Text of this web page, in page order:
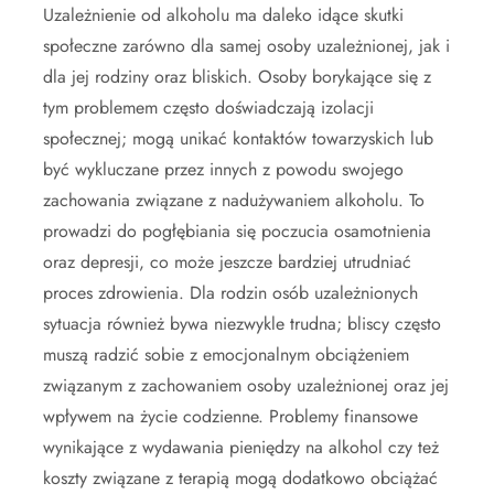
Uzależnienie od alkoholu ma daleko idące skutki
społeczne zarówno dla samej osoby uzależnionej, jak i
dla jej rodziny oraz bliskich. Osoby borykające się z
tym problemem często doświadczają izolacji
społecznej; mogą unikać kontaktów towarzyskich lub
być wykluczane przez innych z powodu swojego
zachowania związane z nadużywaniem alkoholu. To
prowadzi do pogłębiania się poczucia osamotnienia
oraz depresji, co może jeszcze bardziej utrudniać
proces zdrowienia. Dla rodzin osób uzależnionych
sytuacja również bywa niezwykle trudna; bliscy często
muszą radzić sobie z emocjonalnym obciążeniem
związanym z zachowaniem osoby uzależnionej oraz jej
wpływem na życie codzienne. Problemy finansowe
wynikające z wydawania pieniędzy na alkohol czy też
koszty związane z terapią mogą dodatkowo obciążać